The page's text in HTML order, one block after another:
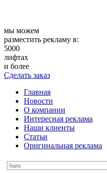
мы можем
разместить рекламу в:
5000
лифтах
и более
Сделать заказ
Главная
Новости
О компании
Интересная реклама
Наши клиенты
Статьи
Оригинальная реклама